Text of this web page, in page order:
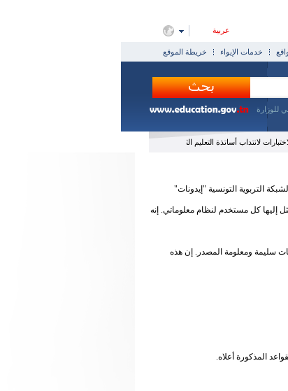
عربية
خدمات الإيواء خريطة الموقع
للوزارة
لانتداب أساتذة التعليم الثانوي و أساتذة التعليم التقني و أساتذة التعليم الفني (دورة 2026)
التربوية التونسية "إيدونات"
إليها كل مستخدم لنظام معلوماتي. إنه
سليمة ومعلومة المصدر. إن هذه